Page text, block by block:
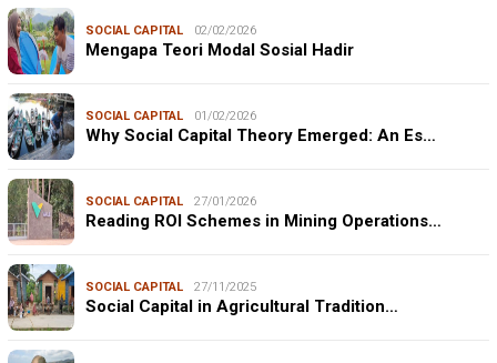
SOCIAL CAPITAL 02/02/2026
Mengapa Teori Modal Sosial Hadir
SOCIAL CAPITAL 01/02/2026
Why Social Capital Theory Emerged: An Es…
SOCIAL CAPITAL 27/01/2026
Reading ROI Schemes in Mining Operations…
SOCIAL CAPITAL 27/11/2025
Social Capital in Agricultural Tradition…